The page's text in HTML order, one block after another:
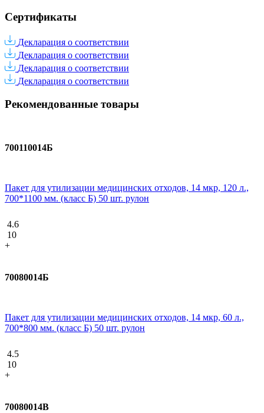
Сертификаты
Декларация о соответствии
Декларация о соответствии
Декларация о соответствии
Декларация о соответствии
Рекомендованные товары
700110014Б
Пакет для утилизации медицинских отходов, 14 мкр, 120 л.,
700*1100 мм. (класс Б) 50 шт. рулон
4.6
10
+
70080014Б
Пакет для утилизации медицинских отходов, 14 мкр, 60 л.,
700*800 мм. (класс Б) 50 шт. рулон
4.5
10
+
70080014В